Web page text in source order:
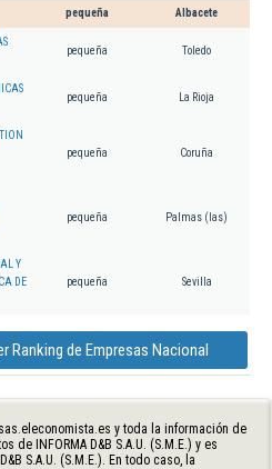
pequeña Albacete
pequeña Toledo
pequeña La Rioja
pequeña Coruña
pequeña Palmas (las)
Y
DE
pequeña Sevilla
Ranking de Empresas Nacional
y toda la información de
de INFORMA D&B S.A.U. (S.M.E.) y es
S.A.U. (S.M.E.). En todo caso, la